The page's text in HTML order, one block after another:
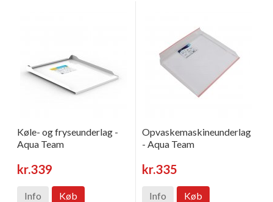
Køle- og fryseunderlag -
Aqua Team
kr.339
Info Køb
Opvaskemaskineunderlag
- Aqua Team
kr.335
Info Køb